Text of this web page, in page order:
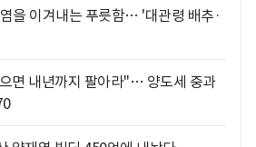
을 이겨내는 푸릇함… '대관령 배추·
면 내년까지 팔아라"… 양도세 중과